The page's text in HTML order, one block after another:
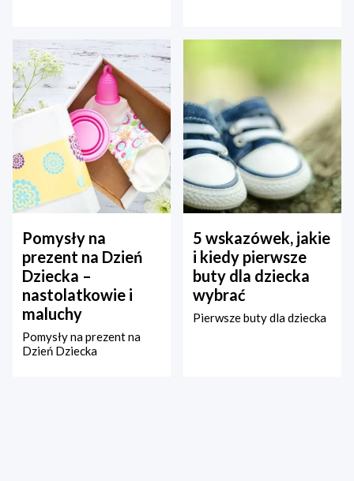
Pomysły na
prezent na Dzień
Dziecka –
nastolatkowie i
maluchy
Pomysły na prezent na
Dzień Dziecka
5 wskazówek, jakie
i kiedy pierwsze
buty dla dziecka
wybrać
Pierwsze buty dla dziecka